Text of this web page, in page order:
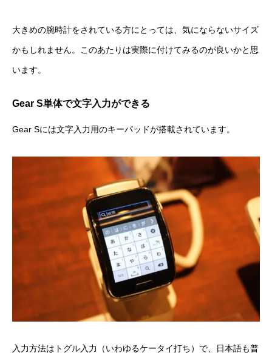
大きめの腕時計をされている方にとっては、気にならないサイズ
かもしれません。このあたりは実際に付けてみるのが良いかと思
います。
Gear S単体で文字入力ができる
Gear Sには文字入力用のキーパッドが搭載されています。
入力方法はトグル入力（いわゆるケータイ打ち）で、日本語も普